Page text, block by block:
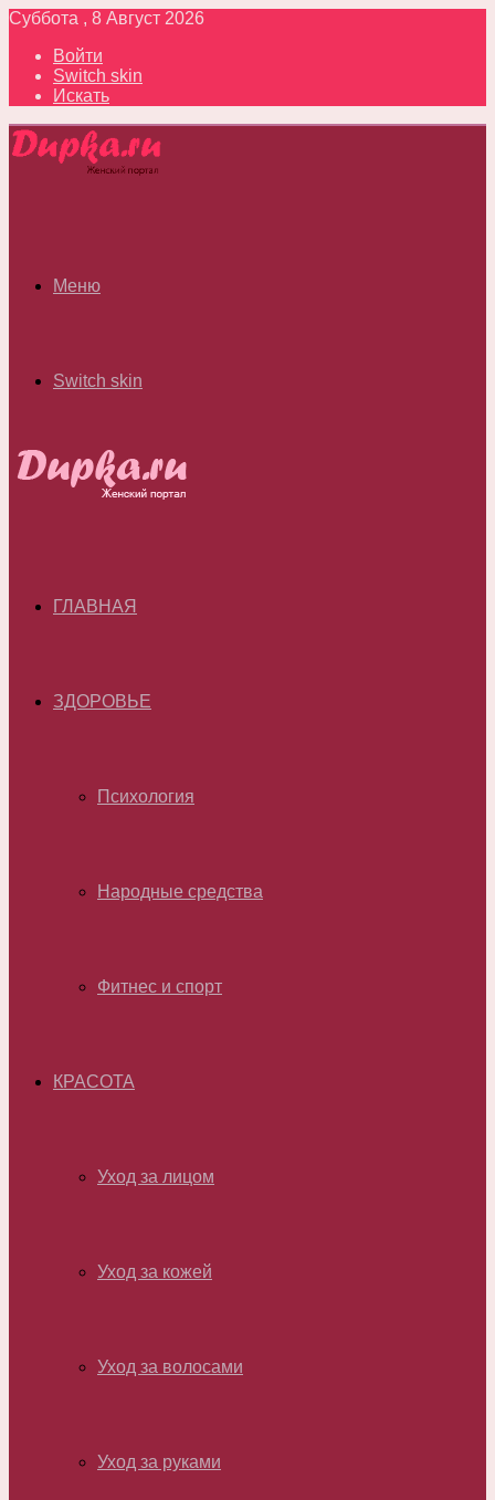
Суббота , 8 Август 2026
Войти
Switch skin
Искать
Меню
Switch skin
ГЛАВНАЯ
ЗДОРОВЬЕ
Психология
Народные средства
Фитнес и спорт
КРАСОТА
Уход за лицом
Уход за кожей
Уход за волосами
Уход за руками